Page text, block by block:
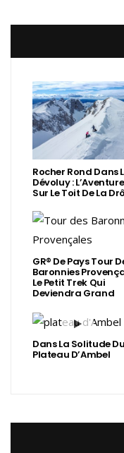
Rocher Rond Dans
Dévoluy :
Sur Le Toit De La
GR® De Pays Tour
Baronnies
Le Petit Trek Qui
Deviendra Grand
Dans La Solitude Du
Plateau D’Ambel